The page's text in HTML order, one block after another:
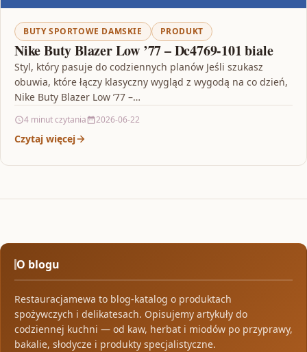
BUTY SPORTOWE DAMSKIE PRODUKT
Nike Buty Blazer Low ’77 – Dc4769-101 biale
Styl, który pasuje do codziennych planów Jeśli szukasz
obuwia, które łączy klasyczny wygląd z wygodą na co dzień,
Nike Buty Blazer Low ’77 –…
4 minut czytania 2026-06-22
Czytaj więcej
O blogu
Restauracjamewa to blog-katalog o produktach
spożywczych i delikatesach. Opisujemy artykuły do
codziennej kuchni — od kaw, herbat i miodów po przyprawy,
bakalie, słodycze i produkty specjalistyczne.